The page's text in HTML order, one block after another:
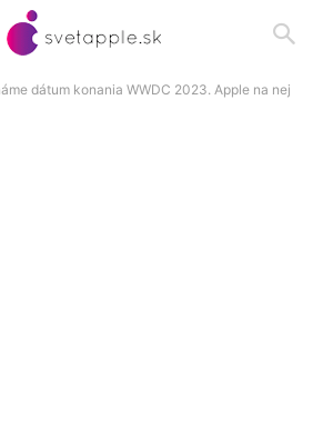
dátum konania WWDC 2023. Apple na nej